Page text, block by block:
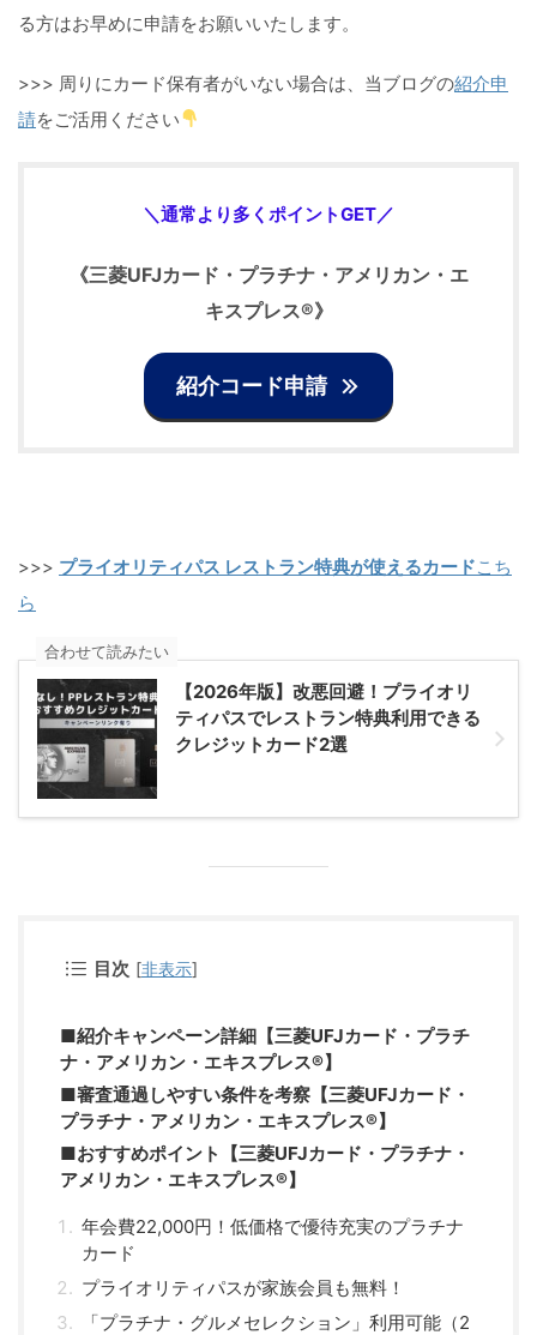
る方はお早めに申請をお願いいたします。
>>> 周りにカード保有者がいない場合は、当ブログの紹介申
請をご活用ください
＼通常より多くポイントGET／
《三菱UFJカード・プラチナ・アメリカン・エ
キスプレス®》
紹介コード申請
>>> プライオリティパス レストラン特典が使えるカードこち
ら
【2026年版】改悪回避！プライオリ
ティパスでレストラン特典利用できる
クレジットカード2選
合わせて読みたい
目次 [非表示]
■紹介キャンペーン詳細【三菱UFJカード・プラチ
ナ・アメリカン・エキスプレス®】
■審査通過しやすい条件を考察【三菱UFJカード・
プラチナ・アメリカン・エキスプレス®】
■おすすめポイント【三菱UFJカード・プラチナ・
アメリカン・エキスプレス®】
年会費22,000円！低価格で優待充実のプラチナ
カード
プライオリティパスが家族会員も無料！
「プラチナ・グルメセレクション」利用可能（2